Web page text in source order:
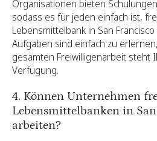
Organisationen bieten
sodass es für jeden einfach ist,
Lebensmittelbank in San
Aufgaben sind einfach zu
gesamten Freiwilligenarbeit steht
Verfügung.
4. Können Unternehmen
Lebensmittelbanken in
arbeiten?